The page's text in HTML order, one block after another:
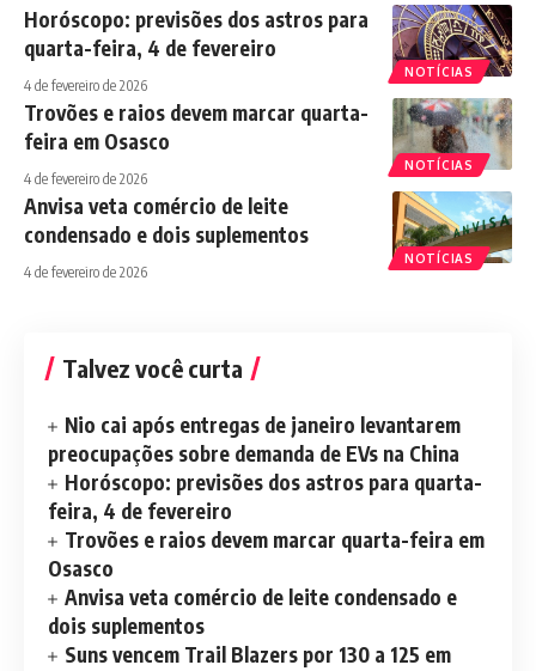
NOTÍCIAS
Horóscopo: previsões dos astros para
quarta-feira, 4 de fevereiro
4 de fevereiro de 2026
NOTÍCIAS
Trovões e raios devem marcar quarta-
feira em Osasco
4 de fevereiro de 2026
NOTÍCIAS
Anvisa veta comércio de leite
condensado e dois suplementos
4 de fevereiro de 2026
Talvez você curta
Nio cai após entregas de janeiro levantarem
preocupações sobre demanda de EVs na China
Horóscopo: previsões dos astros para quarta-
feira, 4 de fevereiro
Trovões e raios devem marcar quarta-feira em
Osasco
Anvisa veta comércio de leite condensado e
dois suplementos
Suns vencem Trail Blazers por 130 a 125 em